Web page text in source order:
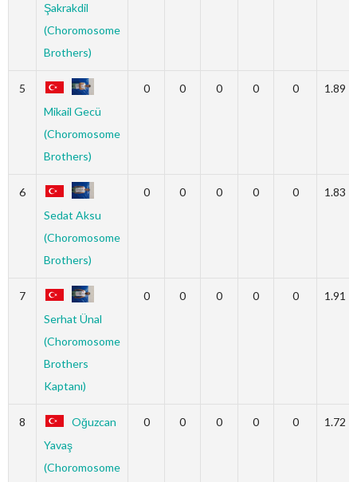
Şakrakdil
(Choromosome
Brothers)
5
Mikail Gecü
(Choromosome
Brothers)
0 0 0 0 0 1.89
6
Sedat Aksu
(Choromosome
Brothers)
0 0 0 0 0 1.83
7
Serhat Ünal
(Choromosome
Brothers
Kaptanı)
0 0 0 0 0 1.91
8
Oğuzcan
Yavaş
(Choromosome
0 0 0 0 0 1.72